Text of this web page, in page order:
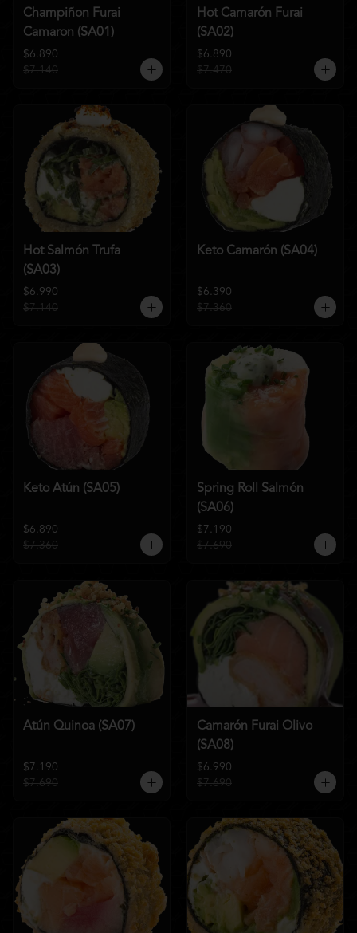
Champiñon Furai
Camaron (SA01)
$6.890
$7.140
Hot Camarón Furai
(SA02)
$6.890
$7.470
Hot Salmón Trufa
(SA03)
$6.990
$7.140
Keto Camarón (SA04)
$6.390
$7.360
Keto Atún (SA05)
$6.890
$7.360
Spring Roll Salmón
(SA06)
$7.190
$7.690
Atún Quinoa (SA07)
$7.190
$7.690
Camarón Furai Olivo
(SA08)
$6.990
$7.690